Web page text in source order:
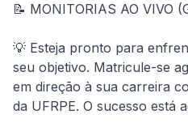
📝 MONITORIAS AO VIVO
💡 Esteja pronto para
seu objetivo. Matricule-se
em direção à sua carreira
da UFRPE. O sucesso está